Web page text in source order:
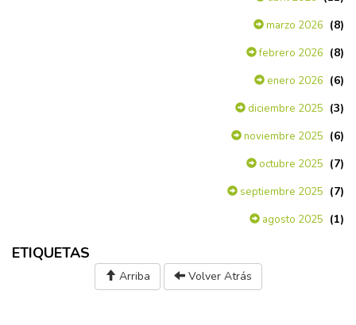
marzo 2026 (8)
febrero 2026 (8)
enero 2026 (6)
diciembre 2025 (3)
noviembre 2025 (6)
octubre 2025 (7)
septiembre 2025 (7)
agosto 2025 (1)
ETIQUETAS
Arriba Volver Atrás